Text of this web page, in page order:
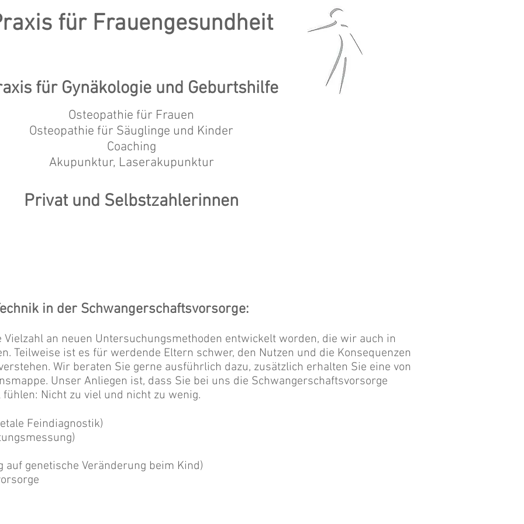
für Frauengesundheit
für Gynäkologie und Geburtshilfe
Osteopathie für Frauen
Osteopathie für Säuglinge und Kinder
Coaching
Akupunktur, Laserakupunktur
Privat und Selbstzahlerinnen
in der Schwangerschaftsvorsorge:
an neuen Untersuchungsmethoden entwickelt worden, die wir auch in
Teilweise ist es für werdende Eltern schwer, den Nutzen und die Konsequenzen
Wir beraten Sie gerne ausführlich dazu, zusätzlich erhalten Sie eine von
Unser Anliegen ist, dass Sie bei uns die Schwangerschaftsvorsorge
Nicht zu viel und nicht zu wenig.
Feindiagnostik)
genetische Veränderung beim Kind)